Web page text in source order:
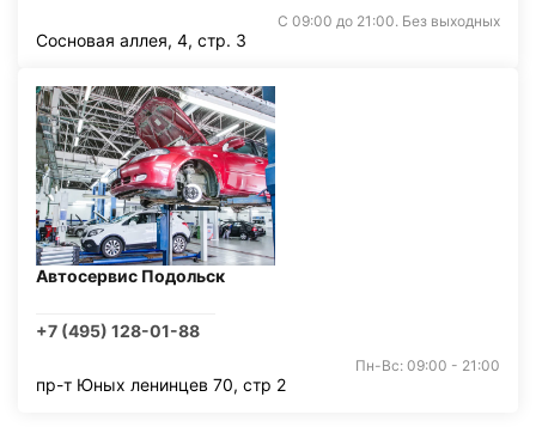
С 09:00 до 21:00. Без выходных
Сосновая аллея, 4, стр. 3
Автосервис Подольск
+7 (495) 128-01-88
Пн-Вс: 09:00 - 21:00
пр-т Юных ленинцев 70, стр 2